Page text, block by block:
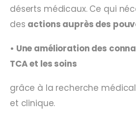
déserts médicaux. Ce qui
des actions auprès des
• Une amélioration des
TCA et les soins
grâce à la recherche
et clinique.